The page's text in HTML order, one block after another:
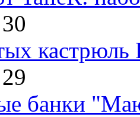
кастрюль
банки